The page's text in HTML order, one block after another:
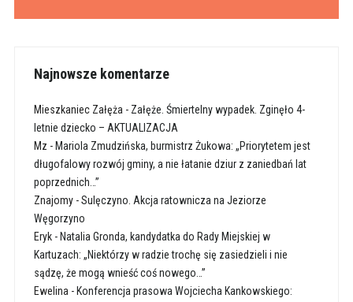
Najnowsze komentarze
Mieszkaniec Załęża - Załęże. Śmiertelny wypadek. Zginęło 4-
letnie dziecko – AKTUALIZACJA
Mz - Mariola Zmudzińska, burmistrz Żukowa: „Priorytetem jest
długofalowy rozwój gminy, a nie łatanie dziur z zaniedbań lat
poprzednich…”
Znajomy-Sulęczyno. Akcja ratownicza na Jeziorze
Węgorzyno
Eryk- Natalia Gronda, kandydatka do Rady Miejskiej w
Kartuzach: „Niektórzy w radzie trochę się zasiedzieli i nie
sądzę, że mogą wnieść coś nowego…”
Ewelina - Konferencja prasowa Wojciecha Kankowskiego: